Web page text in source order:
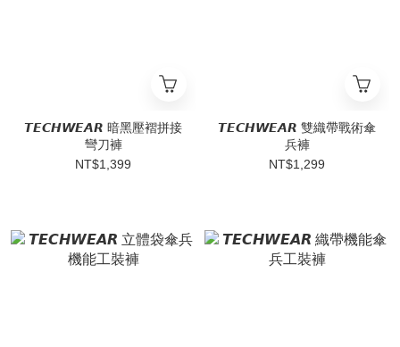
𝙏𝙀𝘾𝙃𝙒𝙀𝘼𝙍 暗黑壓褶拼接
彎刀褲
NT$1,399
𝙏𝙀𝘾𝙃𝙒𝙀𝘼𝙍 雙織帶戰術傘
兵褲
NT$1,299